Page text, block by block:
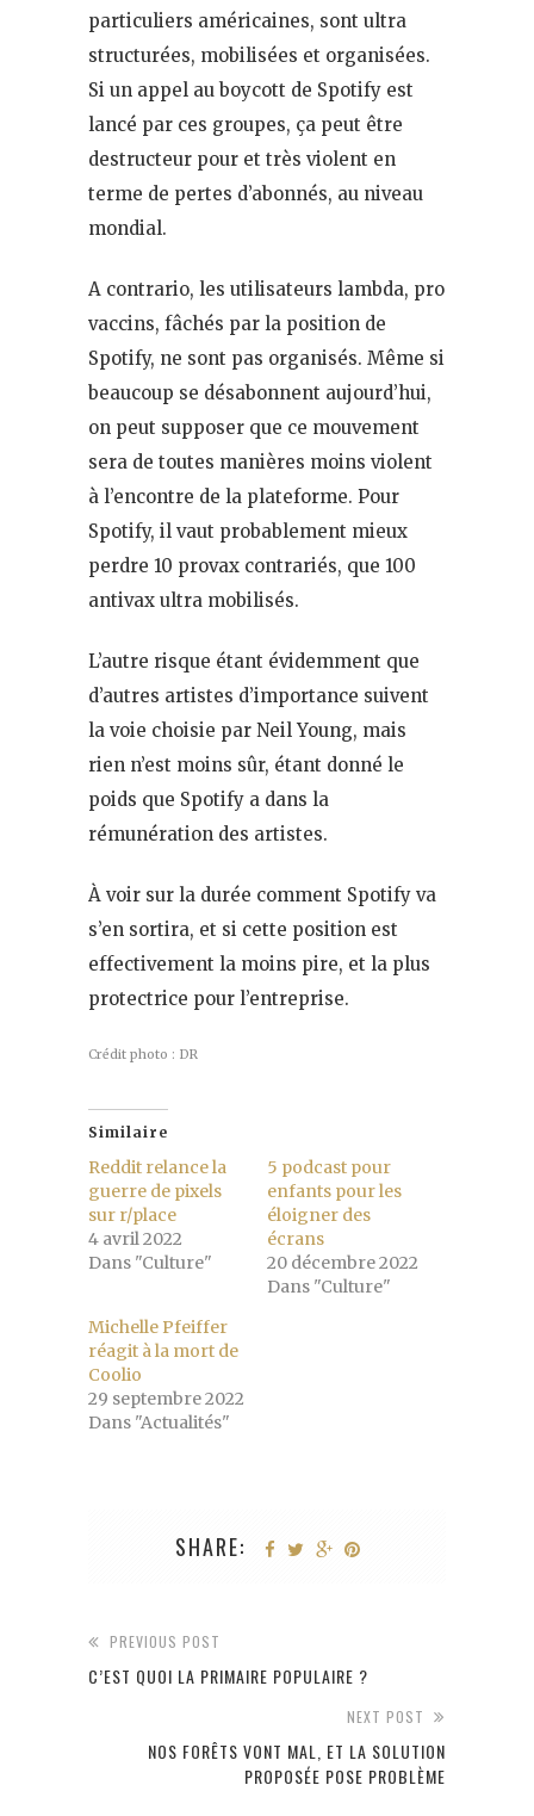
particuliers américaines, sont ultra
structurées, mobilisées et organisées.
Si un appel au boycott de Spotify est
lancé par ces groupes, ça peut être
destructeur pour et très violent en
terme de pertes d’abonnés, au niveau
mondial.
A contrario, les utilisateurs lambda, pro
vaccins, fâchés par la position de
Spotify, ne sont pas organisés. Même si
beaucoup se désabonnent aujourd’hui,
on peut supposer que ce mouvement
sera de toutes manières moins violent
à l’encontre de la plateforme. Pour
Spotify, il vaut probablement mieux
perdre 10 provax contrariés, que 100
antivax ultra mobilisés.
L’autre risque étant évidemment que
d’autres artistes d’importance suivent
la voie choisie par Neil Young, mais
rien n’est moins sûr, étant donné le
poids que Spotify a dans la
rémunération des artistes.
À voir sur la durée comment Spotify va
s’en sortira, et si cette position est
effectivement la moins pire, et la plus
protectrice pour l’entreprise.
Crédit photo : DR
Similaire
Reddit relance la
guerre de pixels
sur r/place
4 avril 2022
Dans "Culture"
5 podcast pour
enfants pour les
éloigner des
écrans
20 décembre 2022
Dans "Culture"
Michelle Pfeiffer
réagit à la mort de
Coolio
29 septembre 2022
Dans "Actualités"
SHARE:
PREVIOUS POST
C’EST QUOI LA PRIMAIRE POPULAIRE ?
NEXT POST
NOS FORÊTS VONT MAL, ET LA SOLUTION
PROPOSÉE POSE PROBLÈME